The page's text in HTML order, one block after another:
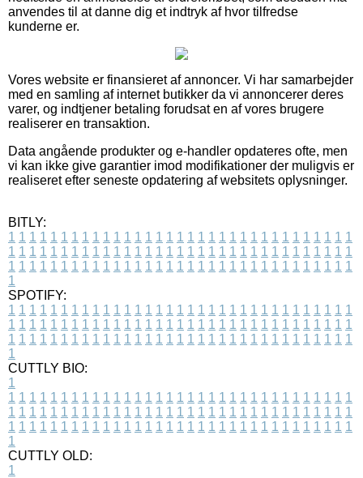
anvendes til at danne dig et indtryk af hvor tilfredse
kunderne er.
Vores website er finansieret af annoncer. Vi har samarbejder
med en samling af internet butikker da vi annoncerer deres
varer, og indtjener betaling forudsat en af vores brugere
realiserer en transaktion.
Data angående produkter og e-handler opdateres ofte, men
vi kan ikke give garantier imod modifikationer der muligvis er
realiseret efter seneste opdatering af websitets oplysninger.
BITLY:
1 1 1 1 1 1 1 1 1 1 1 1 1 1 1 1 1 1 1 1 1 1 1 1 1 1 1 1 1 1 1 1 1
1 1 1 1 1 1 1 1 1 1 1 1 1 1 1 1 1 1 1 1 1 1 1 1 1 1 1 1 1 1 1 1 1
1 1 1 1 1 1 1 1 1 1 1 1 1 1 1 1 1 1 1 1 1 1 1 1 1 1 1 1 1 1 1 1 1
1
SPOTIFY:
1 1 1 1 1 1 1 1 1 1 1 1 1 1 1 1 1 1 1 1 1 1 1 1 1 1 1 1 1 1 1 1 1
1 1 1 1 1 1 1 1 1 1 1 1 1 1 1 1 1 1 1 1 1 1 1 1 1 1 1 1 1 1 1 1 1
1 1 1 1 1 1 1 1 1 1 1 1 1 1 1 1 1 1 1 1 1 1 1 1 1 1 1 1 1 1 1 1 1
1
CUTTLY BIO:
1
1 1 1 1 1 1 1 1 1 1 1 1 1 1 1 1 1 1 1 1 1 1 1 1 1 1 1 1 1 1 1 1 1
1 1 1 1 1 1 1 1 1 1 1 1 1 1 1 1 1 1 1 1 1 1 1 1 1 1 1 1 1 1 1 1 1
1 1 1 1 1 1 1 1 1 1 1 1 1 1 1 1 1 1 1 1 1 1 1 1 1 1 1 1 1 1 1 1 1
1
CUTTLY OLD:
1